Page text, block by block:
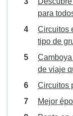
facilitaran
que todo el
estrés. Podemos decir con
seguridad
experiencia
organización,
minuciosa de
para
Circuitos
tipo de
de viaje
Circuitos
Mejor